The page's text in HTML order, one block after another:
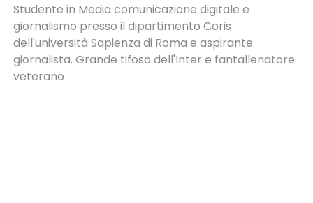
Studente in Media comunicazione digitale e
giornalismo presso il dipartimento Coris
dell'università Sapienza di Roma e aspirante
giornalista. Grande tifoso dell'Inter e fantallenatore
veterano